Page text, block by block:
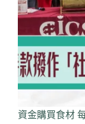
資金購買食材